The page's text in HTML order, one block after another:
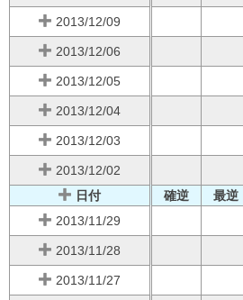
2013/12/09
2013/12/06
2013/12/05
2013/12/04
2013/12/03
2013/12/02
日付
確逆 最逆
2013/11/29
2013/11/28
2013/11/27